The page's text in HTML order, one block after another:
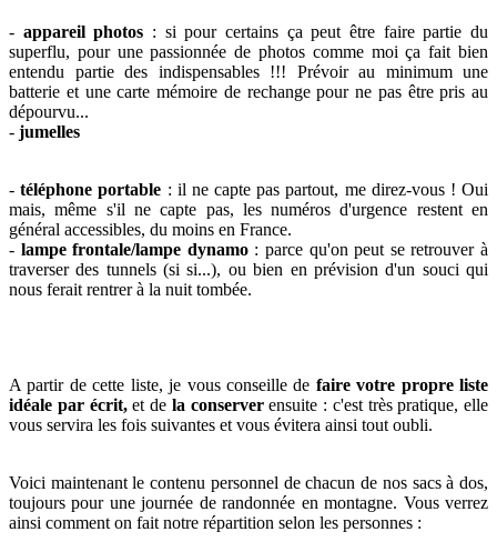
- appareil photos : si pour certains ça peut être faire partie du
superflu, pour une passionnée de photos comme moi ça fait bien
entendu partie des indispensables !!! Prévoir au minimum une
batterie et une carte mémoire de rechange pour ne pas être pris au
dépourvu...
- jumelles
-téléphone portable : il ne capte pas partout, me direz-vous ! Oui
mais, même s'il ne capte pas, les numéros d'urgence restent en
général accessibles, du moins en France.
- lampe frontale/lampe dynamo: parce qu'on peut se retrouver à
traverser des tunnels (si si...), ou bien en prévision d'un souci qui
nous ferait rentrer à la nuit tombée.
A partir de cette liste, je vous conseille de faire votre propre liste
idéale par écrit,et de la conserverensuite : c'est très pratique, elle
vous servira les fois suivantes et vous évitera ainsi tout oubli.
Voici maintenant le contenu personnel de chacun de nos sacs à dos,
toujours pour une journée de randonnée en montagne. Vous verrez
ainsi comment on fait notre répartition selon les personnes :